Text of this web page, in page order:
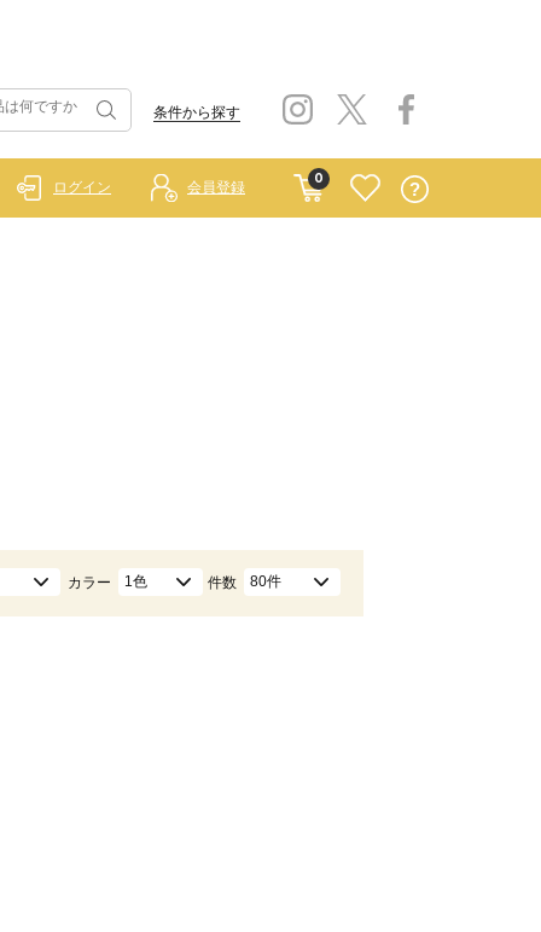
条件から探す
0
ログイン 会員登録
カラー 1色 件数 80件